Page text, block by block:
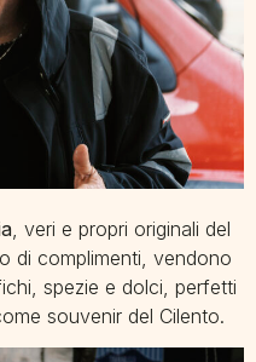
, veri e propri originali del
di complimenti, vendono
spezie e dolci, perfetti
souvenir del Cilento.